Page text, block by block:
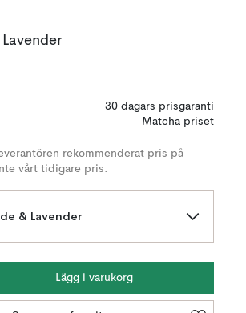
30 dagars prisgaranti
Matcha priset
rekommenderat pris på
vårt tidigare pris.
& Lavender
Lägg i varukorg